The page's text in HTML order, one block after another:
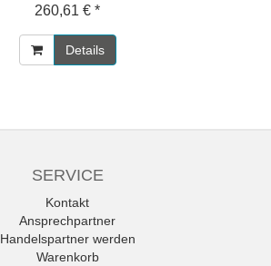
260,61 € *
Details
SERVICE
Kontakt
Ansprechpartner
Handelspartner werden
Warenkorb